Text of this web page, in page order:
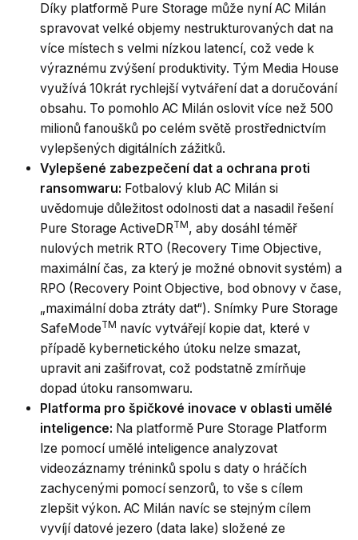
Díky platformě Pure Storage může nyní AC Milán
spravovat velké objemy nestrukturovaných dat na
více místech s velmi nízkou latencí, což vede k
výraznému zvýšení produktivity. Tým Media House
využívá 10krát rychlejší vytváření dat a doručování
obsahu. To pomohlo AC Milán oslovit více než 500
milionů fanoušků po celém světě prostřednictvím
vylepšených digitálních zážitků.
Vylepšené zabezpečení dat a ochrana proti
ransomwaru: Fotbalový klub AC Milán si
uvědomuje důležitost odolnosti dat a nasadil řešení
Pure Storage ActiveDRTM , aby dosáhl téměř
nulových metrik RTO (Recovery Time Objective,
maximální čas, za který je možné obnovit systém) a
RPO (Recovery Point Objective, bod obnovy v čase,
„maximální doba ztráty dat“). Snímky Pure Storage
SafeModeTM navíc vytvářejí kopie dat, které v
případě kybernetického útoku nelze smazat,
upravit ani zašifrovat, což podstatně zmírňuje
dopad útoku ransomwaru.
Platforma pro špičkové inovace v oblasti umělé
inteligence: Na platformě Pure Storage Platform
lze pomocí umělé inteligence analyzovat
videozáznamy tréninků spolu s daty o hráčích
zachycenými pomocí senzorů, to vše s cílem
zlepšit výkon. AC Milán navíc se stejným cílem
vyvíjí datové jezero (data lake) složené ze